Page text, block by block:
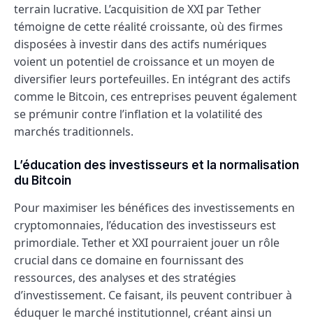
terrain lucrative. L’acquisition de XXI par Tether
témoigne de cette réalité croissante, où des firmes
disposées à investir dans des actifs numériques
voient un potentiel de croissance et un moyen de
diversifier leurs portefeuilles. En intégrant des actifs
comme le Bitcoin, ces entreprises peuvent également
se prémunir contre l’inflation et la volatilité des
marchés traditionnels.
L’éducation des investisseurs et la normalisation
du Bitcoin
Pour maximiser les bénéfices des investissements en
cryptomonnaies, l’éducation des investisseurs est
primordiale. Tether et XXI pourraient jouer un rôle
crucial dans ce domaine en fournissant des
ressources, des analyses et des stratégies
d’investissement. Ce faisant, ils peuvent contribuer à
éduquer le marché institutionnel, créant ainsi un